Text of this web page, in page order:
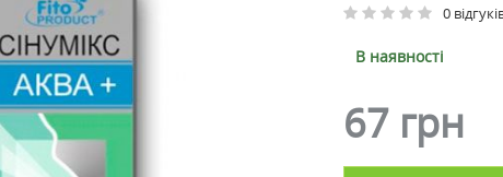
0
В наявності
67 грн